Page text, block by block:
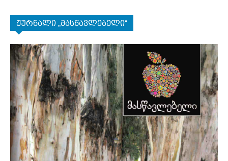
ჟურნალი „მასწავლებელი“